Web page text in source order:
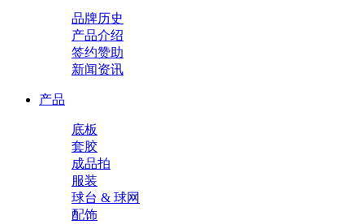
品牌历史
产品介绍
签约赞助
新闻资讯
产品
底板
套胶
成品拍
服装
球台 & 球网
配饰